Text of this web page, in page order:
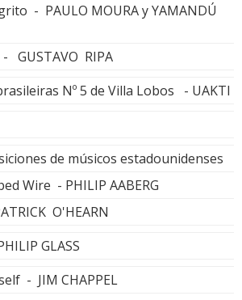
- PAULO MOURA y YAMANDÚ
GUSTAVO RIPA
Nº 5 de Villa Lobos - UAKTI
de músicos estadounidenses
Wire - PHILIP AABERG
O'HEARN
GLASS
- JIM CHAPPEL